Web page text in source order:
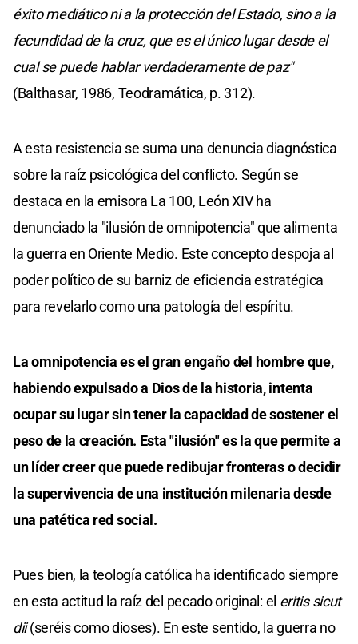
éxito mediático ni a la protección del Estado, sino a la
fecundidad de la cruz, que es el único lugar desde el
cual se puede hablar verdaderamente de paz"
(Balthasar, 1986, Teodramática, p. 312).
A esta resistencia se suma una denuncia diagnóstica
sobre la raíz psicológica del conflicto. Según se
destaca en la emisora La 100, León XIV ha
denunciado la "ilusión de omnipotencia" que alimenta
la guerra en Oriente Medio. Este concepto despoja al
poder político de su barniz de eficiencia estratégica
para revelarlo como una patología del espíritu.
La omnipotencia es el gran engaño del hombre que,
habiendo expulsado a Dios de la historia, intenta
ocupar su lugar sin tener la capacidad de sostener el
peso de la creación. Esta "ilusión" es la que permite a
un líder creer que puede redibujar fronteras o decidir
la supervivencia de una institución milenaria desde
una patética red social.
Pues bien, la teología católica ha identificado siempre
en esta actitud la raíz del pecado original: el eritis sicut
dii(seréis como dioses). En este sentido, la guerra no